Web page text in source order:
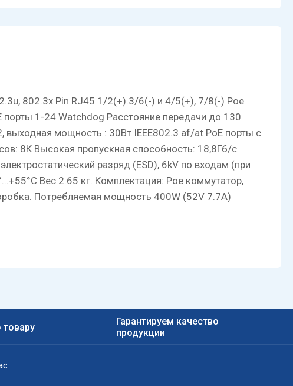
802.3x Pin RJ45 1/2(+).3/6(-) и 4/5(+), 7/8(-) Poe
1-24 Watchdog Расстояние передачи до 130
выходная мощность : 30Вт IEEE802.3 af/at PoE порты с
8К Высокая пропускная способность: 18,8Гб/с
разряд (ESD), 6kV по входам (при
Вес 2.65 кг. Комплектация: Poe коммутатор,
Потребляемая мощность 400W (52V 7.7A)
товару
Гарантируем качество
продукции